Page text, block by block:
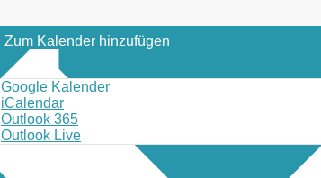
Zum Kalender hinzufügen
Google Kalender
iCalendar
Outlook 365
Outlook Live